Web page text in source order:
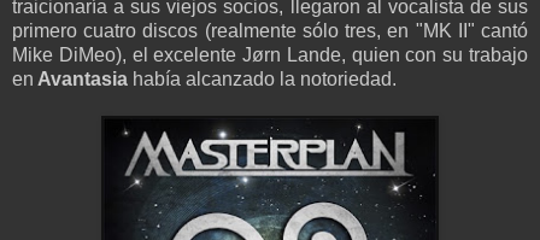
traicionaría a sus viejos socios, llegaron al vocalista de sus
primero cuatro discos (realmente sólo tres, en "MK II" cantó
Mike DiMeo), el excelente Jørn Lande, quien con su trabajo
en Avantasia había alcanzado la notoriedad.